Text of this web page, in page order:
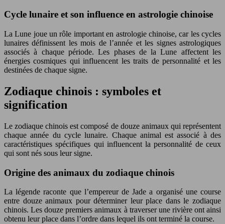
Cycle lunaire et son influence en astrologie chinoise
La Lune joue un rôle important en astrologie chinoise, car les cycles
lunaires définissent les mois de l’année et les signes astrologiques
associés à chaque période. Les phases de la Lune affectent les
énergies cosmiques qui influencent les traits de personnalité et les
destinées de chaque signe.
Zodiaque chinois : symboles et
signification
Le zodiaque chinois est composé de douze animaux qui représentent
chaque année du cycle lunaire. Chaque animal est associé à des
caractéristiques spécifiques qui influencent la personnalité de ceux
qui sont nés sous leur signe.
Origine des animaux du zodiaque chinois
La légende raconte que l’empereur de Jade a organisé une course
entre douze animaux pour déterminer leur place dans le zodiaque
chinois. Les douze premiers animaux à traverser une rivière ont ainsi
obtenu leur place dans l’ordre dans lequel ils ont terminé la course.